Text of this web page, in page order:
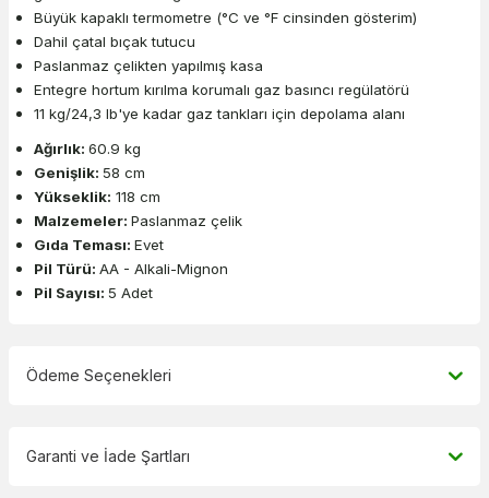
Büyük kapaklı termometre (°C ve °F cinsinden gösterim)
Dahil çatal bıçak tutucu
Paslanmaz çelikten yapılmış kasa
Entegre hortum kırılma korumalı gaz basıncı regülatörü
11 kg/24,3 lb'ye kadar gaz tankları için depolama alanı
Ağırlık: 60.9 kg
Genişlik: 58 cm
Yükseklik: 118 cm
Malzemeler: Paslanmaz çelik
Gıda Teması: Evet
Pil Türü: AA - Alkali-Mignon
Pil Sayısı: 5 Adet
Ödeme Seçenekleri
Garanti ve İade Şartları